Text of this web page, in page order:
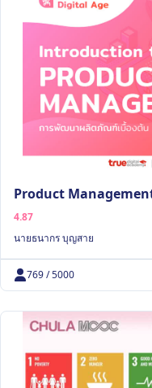
Product
4.87
นายธนากร บุญสาย
769 / 5000